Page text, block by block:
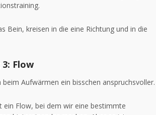
Bein, kreisen in die eine Richtung und in die
Flow
beim Aufwärmen ein bisschen anspruchsvoller.
ein Flow, bei dem wir eine bestimmte